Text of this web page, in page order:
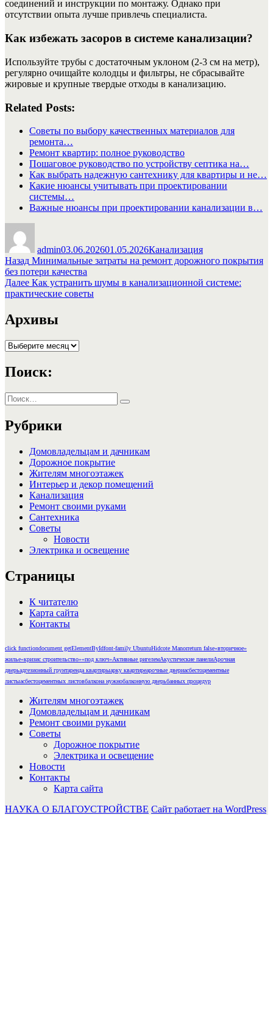
соединений и инструкции по монтажу. Однако при
отсутствии опыта лучше привлечь специалиста.
Как избежать засоров в системе канализации?
Используйте трубы с достаточным уклоном (2-3 см на метр),
регулярно очищайте колодцы и фильтры, не сбрасывайте
жировые и крупные твердые отходы в канализацию.
Related Posts:
Советы по выбору качественных материалов для
ремонта…
Ремонт квартир: полное руководство
Пошаговое руководство по устройству септика на…
Как выбрать надежную сантехнику для квартиры и не…
Какие нюансы учитывать при проектировании
системы…
Важные нюансы при проектировании канализации в…
admin03.06.202601.05.2026Канализация
Навигация
по
записям
Назад Предыдущая
запись:
Минимальные затраты на ремонт дорожного покрытия
без потери качества
Далее Следующая
запись:
Как устранить шумы в канализационной системе:
практические советы
Архивы
Архивы
Поиск:
Искать:
Поиск
Рубрики
Домовладельцам и дачникам
Дорожное покрытие
Жителям многоэтажек
Интерьер и декор помещений
Канализация
Ремонт своими руками
Сантехника
Советы
Новости
Электрика и освещение
Страницы
К читателю
Карта сайта
Контакты
click functiondocument getElementByIdfont-family UbuntuHidcote Manorreturn false«вторичное»
жилье«кризис строительство»«под ключ»Активные ригелемАкустические панелиАрочная
дверьадгезионный грунтаренда квартирыарку квартиреарочные двериасбестоцементные
листыасбестоцементных листовбалкона нужнобалконную дверьбанных процедур
Жителям многоэтажек
Домовладельцам и дачникам
Ремонт своими руками
Советы
Дорожное покрытие
Электрика и освещение
Новости
Контакты
Карта сайта
НАУКА О БЛАГОУСТРОЙСТВЕ Сайт работает на WordPress